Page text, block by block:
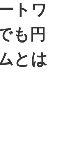
トワ
も円
とは